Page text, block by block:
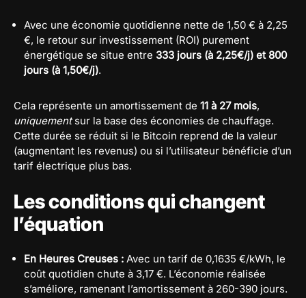
Avec une économie quotidienne nette de 1,50 € à 2,25
€, le retour sur investissement (ROI) purement
énergétique se situe entre 333 jours (à 2,25€/j) et 800
jours (à 1,50€/j).
Cela représente un amortissement de 11 à 27 mois,
uniquementsur la base des économies de chauffage.
Cette durée se réduit si le Bitcoin reprend de la valeur
(augmentant les revenus) ou si l’utilisateur bénéficie d’un
tarif électrique plus bas.
Les conditions qui changent
l’équation
En Heures Creuses : Avec un tarif de 0,1635 €/kWh, le
coût quotidien chute à 3,17 €. L’économie réalisée
s’améliore, ramenant l’amortissement à 260-390 jours.